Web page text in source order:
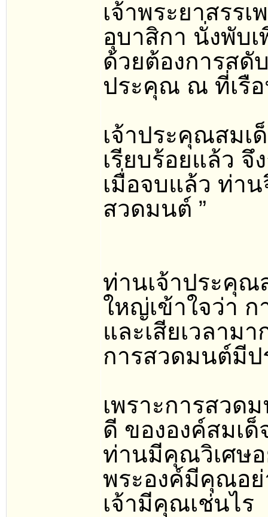
เจ้าพระยาสรร
อุบาสิกา นั่งพับ
ด้วยต้องการสดั
ประคุณ ณ ที่เรือ
เจ้าประคุณสมเ
เรียบร้อยแล้ว
เมื่อจบแล้ว ท่าน
สวดมนต์ ”
ท่านเจ้าประคุณ
ใหญ่เข้าใจว่า
และเสียเวลาม
การสวดมนต์มีป
เพราะการสวด
ดี ขององค์สมเ
ท่านมีคุณวิเศษอ
พระองค์มีคุณอย่
เจ้ามีคุณเช่นไร